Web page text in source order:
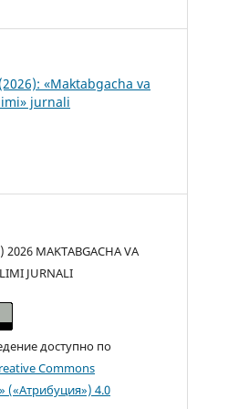
«Maktabgacha va
jurnali
MAKTABGACHA VA
JURNALI
доступно по
Commons
(«Атрибуция») 4.0